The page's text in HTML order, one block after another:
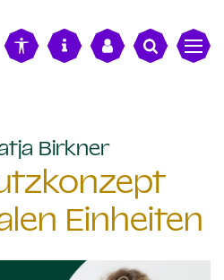
Birkner:
Einheiten